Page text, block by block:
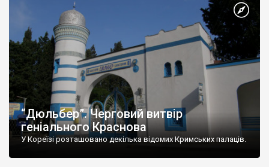
“Дюльбер”. Черговий витвір
геніального Краснова
У Кореїзі розташовано декілька відомих Кримських палаців.